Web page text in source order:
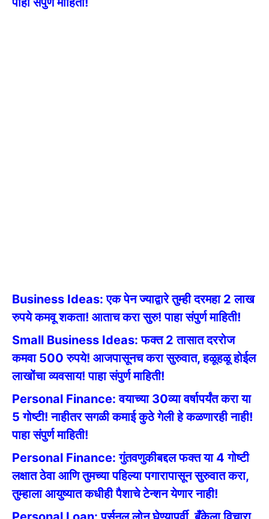
Business Ideas: एक पेन ज्याद्वारे तुम्ही दरमहा 2 लाख
रुपये कमवू शकता! आताच करा सुरु! पाहा संपुर्ण माहिती!
Small Business Ideas: फक्त 2 तासात दररोज
कमवा 500 रुपये! आजपासूनच करा सुरुवात, हळूहळू होईल
लाखोंचा व्यवसाय! पाहा संपुर्ण माहिती!
Personal Finance: वयाच्या 30व्या वर्षापर्यंत करा या
5 गोष्टी! नाहीतर सगळी कमाई कुठे गेली हे कळणारही नाही!
पाहा संपुर्ण माहिती!
Personal Finance: गुंतवणुकीबद्दल फक्त या 4 गोष्टी
लक्षात ठेवा आणि तुमच्या पहिल्या पगारापासून सुरुवात करा,
तुम्हाला आयुष्यात कधीही पैशाचे टेन्शन येणार नाही!